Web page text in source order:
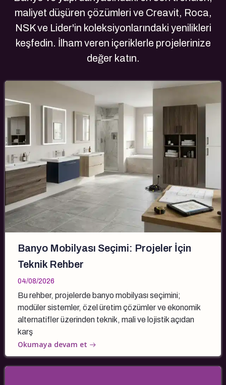
maliyet düşüren çözümleri ve Creavit, Roca,
NSK ve Lider'in koleksiyonlarındaki yenilikleri
keşfedin. İlham veren içeriklerle projelerinize
değer katın.
Banyo Mobilyası Seçimi: Projeler İçin
Teknik Rehber
04/08/2026
Bu rehber, projelerde banyo mobilyası seçimini;
modüler sistemler, özel üretim çözümler ve ekonomik
alternatifler üzerinden teknik, mali ve lojistik açıdan
karş
Okumaya devam et